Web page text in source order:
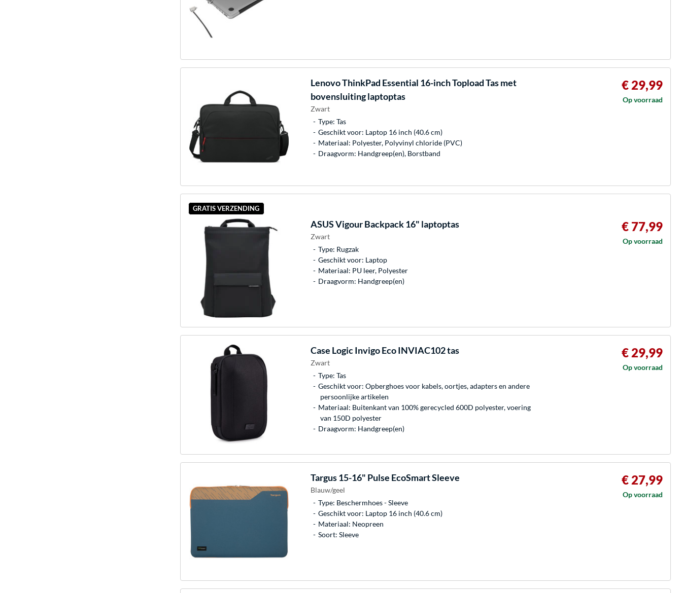
LenovoThinkPad Essential 16-inch Topload Tas met
bovensluiting laptoptas
Zwart
Type: Tas
Geschikt voor: Laptop 16 inch (40.6 cm)
Materiaal: Polyester, Polyvinyl chloride (PVC)
Draagvorm: Handgreep(en), Borstband
€ 29,99
Op voorraad
GRATIS VERZENDING
ASUSVigour Backpack 16" laptoptas
Zwart
Type: Rugzak
Geschikt voor: Laptop
Materiaal: PU leer, Polyester
Draagvorm: Handgreep(en)
€ 77,99
Op voorraad
Case LogicInvigo Eco INVIAC102 tas
Zwart
Type: Tas
Geschikt voor: Opberghoes voor kabels, oortjes, adapters en andere
persoonlijke artikelen
Materiaal: Buitenkant van 100% gerecycled 600D polyester, voering
van 150D polyester
Draagvorm: Handgreep(en)
€ 29,99
Op voorraad
Targus15-16" Pulse EcoSmart Sleeve
Blauw/geel
Type: Beschermhoes - Sleeve
Geschikt voor: Laptop 16 inch (40.6 cm)
Materiaal: Neopreen
Soort: Sleeve
€ 27,99
Op voorraad